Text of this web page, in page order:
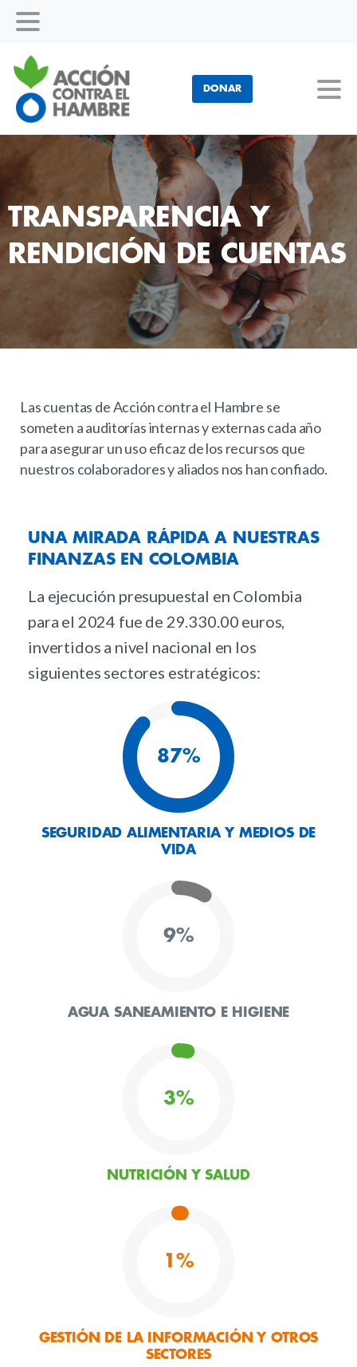
DONAR
TRANSPARENCIA Y
RENDICIÓN DE CUENTAS
Las cuentas de Acción contra el Hambre se
someten a auditorías internas y externas cada año
para asegurar un uso eficaz de los recursos que
nuestros colaboradores y aliados nos han confiado.
UNA MIRADA RÁPIDA A NUESTRAS
FINANZAS EN COLOMBIA
La ejecución presupuestal en Colombia
para el 2024 fue de 29.330.00 euros,
invertidos a nivel nacional en los
siguientes sectores estratégicos:
87%
SEGURIDAD ALIMENTARIA Y MEDIOS DE
VIDA
9%
AGUA SANEAMIENTO E HIGIENE
3%
NUTRICIÓN Y SALUD
1 %
GESTIÓN DE LA INFORMACIÓN Y OTROS
SECTORES